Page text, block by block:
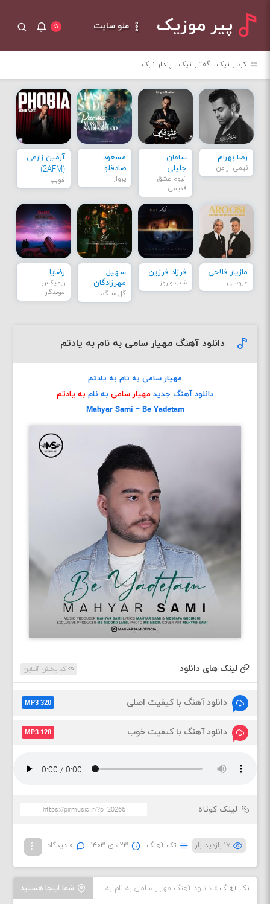
پیر موزیک منو سایت ۵
کردار نیک ، گفتار نیک ، پندار نیک
رضا بهرام
نیمی از من
سامان
جلیلی
آلبوم عشق
قدیمی
مسعود
صادقلو
پرواز
آرمین زارعی
(2AFM)
فوبیا
مازیار فلاحی
عروسی
فرزاد فرزین
شب و روز
سهیل
مهرزادگان
گل سنگم
رضایا
ریمیکس
موندگار
دانلود آهنگ مهیار سامی به نام به یادتم
مهیار سامی به نام به یادتم
دانلود آهنگ جدید مهیار سامی به نام به یادتم
Mahyar Sami – Be Yadetam
لینک های دانلود کد پخش آنلاین
دانلود آهنگ با کیفیت اصلی MP3 320
دانلود آهنگ با کیفیت خوب MP3 128
لینک کوتاه
۱۷ بازدید بار تک آهنگ ۲۳ دی ۱۴۰۳ ۰ دیدگاه
شما اینجا هستید تک آهنگ »دانلود آهنگ مهیار سامی به نام به